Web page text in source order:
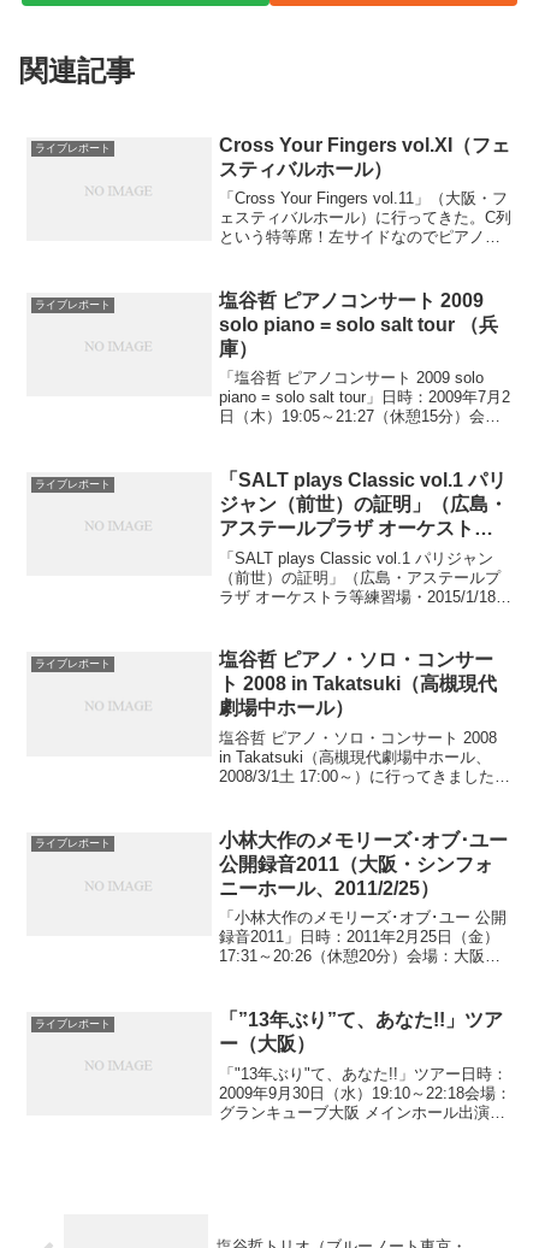
関連記事
ライブレポート
Cross Your Fingers vol.XI（フェ
スティバルホール）
「Cross Your Fingers vol.11」（大阪・フ
ェスティバルホール）に行ってきた。C列
という特等席！左サイドなのでピアノも
ば気にならなかった。今年のSA...
ライブレポート
塩谷哲 ピアノコンサート 2009
solo piano = solo salt tour （兵
庫）
「塩谷哲 ピアノコンサート 2009 solo
piano = solo salt tour」日時：2009年7月2
日（木）19:05～21:27（休憩15分）会
1.L...
ライブレポート
「SALT plays Classic vol.1 パリ
ジャン（前世）の証明」（広島・
アステールプラザ オーケストラ
等練習場・2015/1/18）
「SALT plays Classic vol.1 パリジャン
（前世）の証明」（広島・アステールプ
ラザ オーケストラ等練習場・2015/1/18）
レ：夜想曲第１番...
ライブレポート
塩谷哲 ピアノ・ソロ・コンサー
ト 2008 in Takatsuki（高槻現代
劇場中ホール）
塩谷哲 ピアノ・ソロ・コンサート 2008
in Takatsuki（高槻現代劇場中ホール、
2008/3/1土 17:00～）に行ってきました。
は「桂米朝独演会」となっ...
ライブレポート
小林大作のメモリーズ･オブ･ユー
公開録音2011（大阪・シンフォ
ニーホール、2011/2/25）
「小林大作のメモリーズ･オブ･ユー 公開
録音2011」日時：2011年2月25日（金）
17:31～20:26（休憩20分）会場：大阪・
一、秋満義孝セクステット（秋満義孝...
ライブレポート
「”13年ぶり”て、あなた!!」ツア
ー（大阪）
「"13年ぶり"て、あなた!!」ツアー日時：
2009年9月30日（水）19:10～22:18会場：
グランキューブ大阪 メインホール出演：